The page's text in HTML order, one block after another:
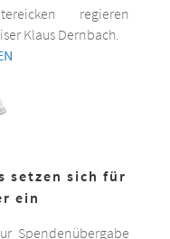
regieren
Klaus Dernbach.
setzen sich für
ein
Spendenübergabe